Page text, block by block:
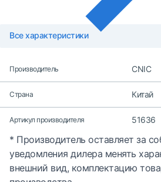
Все характеристики
Производитель CNIC
Страна Китай
Артикул производителя 51636
* Производитель оставляет за
уведомления дилера менять
внешний вид, комплектацию